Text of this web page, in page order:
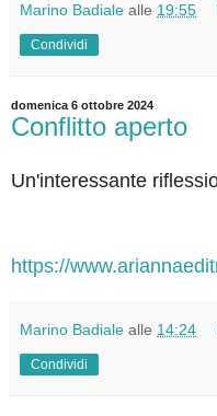
Marino Badiale alle 19:55
Condividi
domenica 6 ottobre 2024
Conflitto aperto
Un'interessante
https://
Marino Badiale alle 14:24
Condividi